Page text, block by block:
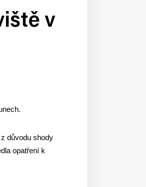
v
důvodu shody
opatření k